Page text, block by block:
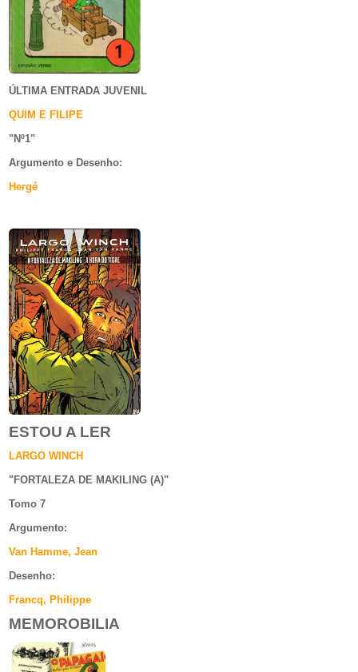
ÚLTIMA ENTRADA JUVENIL
QUIM E FILIPE
"Nº1"
Argumento e Desenho:
Hergé
ESTOU A LER
LARGO WINCH
"FORTALEZA DE MAKILING (A)"
Tomo 7
Argumento:
Van Hamme, Jean
Desenho:
Francq, Philippe
MEMOROBILIA